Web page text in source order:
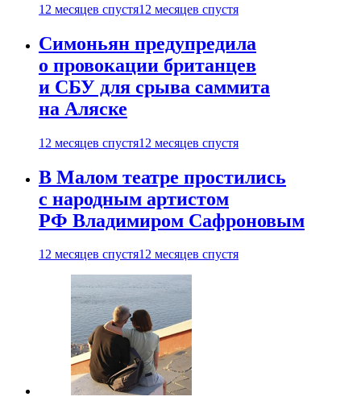
12 месяцев спустя12 месяцев спустя
Симоньян предупредила
о провокации британцев
и СБУ для срыва саммита
на Аляске
12 месяцев спустя12 месяцев спустя
В Малом театре простились
с народным артистом
РФ Владимиром Сафроновым
12 месяцев спустя12 месяцев спустя